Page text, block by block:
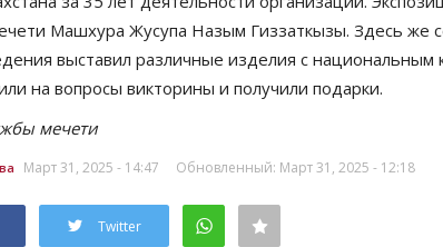
Машхура Жусупа Назым Гиззаткызы. Здесь же
выставил различные изделия с национальным
на вопросы викторины и получили подарки.
мечети
Март 31, 2025 - 14:47 Обновленный: Март 31, 2025 - 12:18
Twitter